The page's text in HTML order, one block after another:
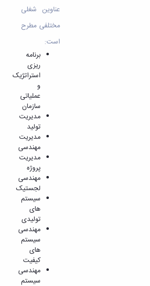
عناوین شغلی
مختلفی مطرح
است:
برنامه
ریزی
استراتژیک
و
عملیاتی
سازمان
مدیریت
تولید
مدیریت
مهندسی
مدیریت
پروژه
مهندسی
لجستیک
سیستم
های
تولیدی
مهندسی
سیستم
های
کیفیت
مهندسی
سیستم